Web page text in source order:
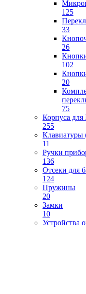
125
33
26
102
20
75
Корпуса
255
11
Ручки
136
Отсеки для
124
Пружины
20
Замки
10
Устройства